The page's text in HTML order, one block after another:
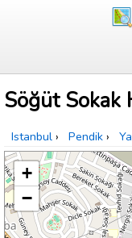
Söğüt Sokak
Istanbul › Pendik ›
+
−